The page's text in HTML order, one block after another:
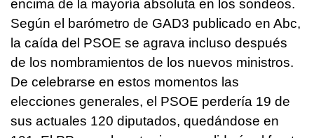
encima de la mayoría absoluta en los sondeos.
Según el barómetro de GAD3 publicado en Abc,
la caída del PSOE se agrava incluso después
de los nombramientos de los nuevos ministros.
De celebrarse en estos momentos las
elecciones generales, el PSOE perdería 19 de
sus actuales 120 diputados, quedándose en